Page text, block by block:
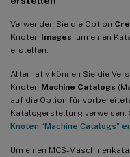
Verwenden Sie die Option
Knoten Images , um einen
erstellen.
Alternativ können Sie die
Knoten Machine Catalogs
auf die Option für
Katalogerstellung verweisen.
Knoten “Machine Catalogs”
Um einen MCS-